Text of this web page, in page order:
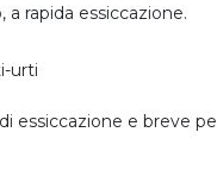
a rapida essiccazione.
urti
essiccazione e breve